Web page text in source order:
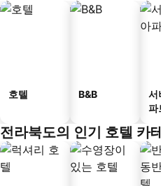
호텔 B&B
서
파
전라북도의 인기 호텔 카